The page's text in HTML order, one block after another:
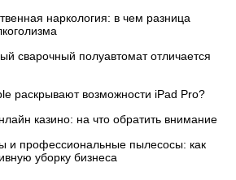
наркология: в чем разница
сварочный полуавтомат отличается
раскрывают возможности iPad Pro?
казино: на что обратить внимание
профессиональные пылесосы: как
уборку бизнеса